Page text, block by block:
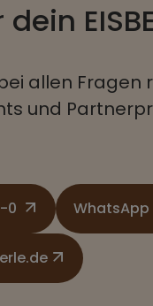
allen Fragen
und
0 WhatsApp